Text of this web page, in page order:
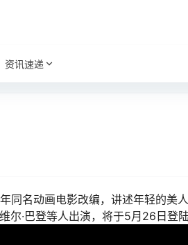
资讯速递
同名动画电影改编，讲述年轻的美
·巴登等人出演，将于5月26日登陆